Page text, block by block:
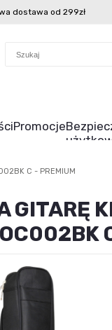
dostawa od 299zł
Promocje
C - PREMIUM
GITARĘ
OC002BK